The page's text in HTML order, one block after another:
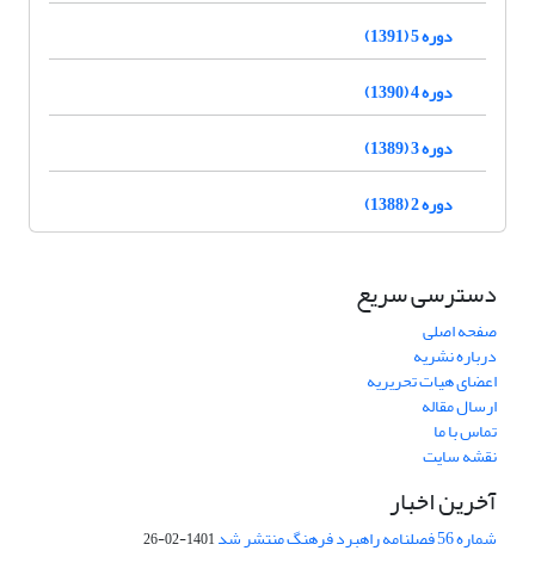
دوره 5 (1391)
دوره 4 (1390)
دوره 3 (1389)
دوره 2 (1388)
دسترسی سریع
صفحه اصلی
درباره نشریه
اعضای هیات تحریریه
ارسال مقاله
تماس با ما
نقشه سایت
آخرین اخبار
شماره 56 فصلنامه راهبرد فرهنگ منتشر شد 1401-02-26